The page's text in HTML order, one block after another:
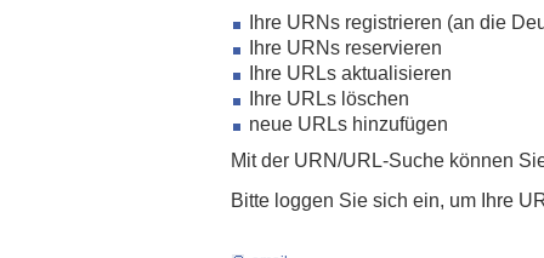
Ihre URNs registrieren (an die
Ihre URNs reservieren
Ihre URLs aktualisieren
Ihre URLs löschen
neue URLs hinzufügen
Mit der URN/URL-Suche können
Bitte loggen Sie sich ein, um Ihre